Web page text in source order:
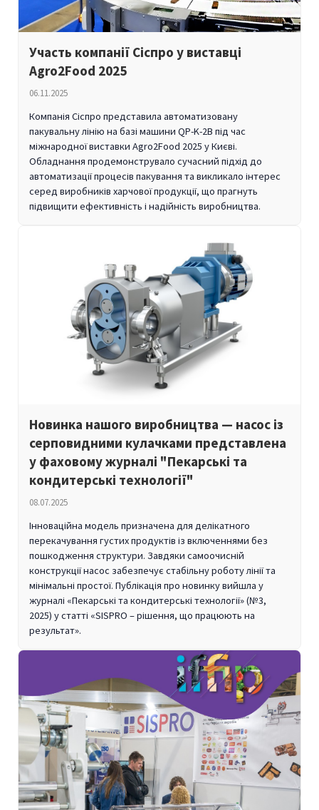
Участь компанії Сіспро у виставці
Agro2Food 2025
06.11.2025
Компанія Сіспро представила автоматизовану
пакувальну лінію на базі машини QP-K-2B під час
міжнародної виставки Agro2Food 2025 у Києві.
Обладнання продемонструвало сучасний підхід до
автоматизації процесів пакування та викликало інтерес
серед виробників харчової продукції, що прагнуть
підвищити ефективність і надійність виробництва.
Новинка нашого виробництва — насос із
серповидними кулачками представлена
у фаховому журналі "Пекарські та
кондитерські технології"
08.07.2025
Інноваційна модель призначена для делікатного
перекачування густих продуктів із включеннями без
пошкодження структури. Завдяки самоочисній
конструкції насос забезпечує стабільну роботу лінії та
мінімальні простої. Публікація про новинку вийшла у
журналі «Пекарські та кондитерські технології» (№3,
2025) у статті «SISPRO – рішення, що працюють на
результат».